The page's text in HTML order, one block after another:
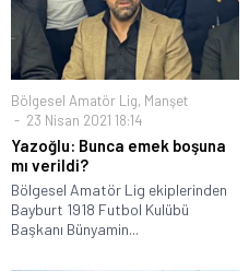
Bölgesel Amatör Lig, Manşet
23 Nisan 2021 18:14
Yazoğlu: Bunca emek boşuna
mı verildi?
Bölgesel Amatör Lig ekiplerinden
Bayburt 1918 Futbol Kulübü
Başkanı Bünyamin...